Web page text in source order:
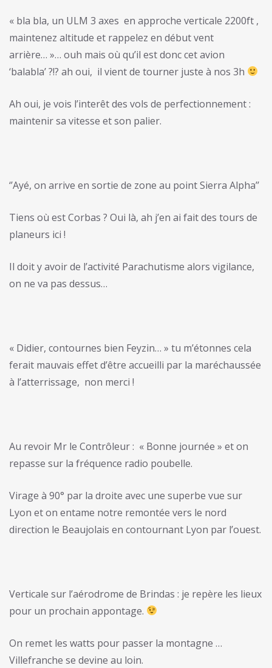
« bla bla, un ULM 3 axes en approche verticale 2200ft ,
maintenez altitude et rappelez en début vent
arrière… »… ouh mais où qu’il est donc cet avion
‘balabla’ ?!? ah oui, il vient de tourner juste à nos 3h
Ah oui, je vois l’interêt des vols de perfectionnement :
maintenir sa vitesse et son palier.
‘’Ayé, on arrive en sortie de zone au point Sierra Alpha’’
Tiens où est Corbas ? Oui là, ah j’en ai fait des tours de
planeurs ici !
Il doit y avoir de l’activité Parachutisme alors vigilance,
on ne va pas dessus…
« Didier, contournes bien Feyzin… » tu m’étonnes cela
ferait mauvais effet d’être accueilli par la maréchaussée
à l’atterrissage, non merci !
Au revoir Mr le Contrôleur : « Bonne journée » et on
repasse sur la fréquence radio poubelle.
Virage à 90° par la droite avec une superbe vue sur
Lyon et on entame notre remontée vers le nord
direction le Beaujolais en contournant Lyon par l’ouest.
Verticale sur l’aérodrome de Brindas : je repère les lieux
pour un prochain appontage.
On remet les watts pour passer la montagne …
Villefranche se devine au loin.